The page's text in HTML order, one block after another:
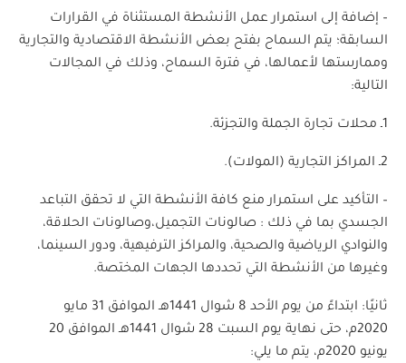
– إضافة إلى استمرار عمل الأنشطة المستثناة في القرارات
السابقة؛ يتم السماح بفتح بعض الأنشطة الاقتصادية والتجارية
وممارستها لأعمالها، في فترة السماح، وذلك في المجالات
التالية:
1ـ محلات تجارة الجملة والتجزئة.
2ـ المراكز التجارية (المولات).
– التأكيد على استمرار منع كافة الأنشطة التي لا تحقق التباعد
الجسدي بما في ذلك : صالونات التجميل،وصالونات الحلاقة،
والنوادي الرياضية والصحية، والمراكز الترفيهية، ودور السينما،
وغيرها من الأنشطة التي تحددها الجهات المختصة.
ثانيًا: ابتداءً من يوم الأحد 8 شوال 1441هـ الموافق 31 مايو
2020م، حتى نهاية يوم السبت 28 شوال 1441هـ الموافق 20
يونيو 2020م، يتم ما يلي: